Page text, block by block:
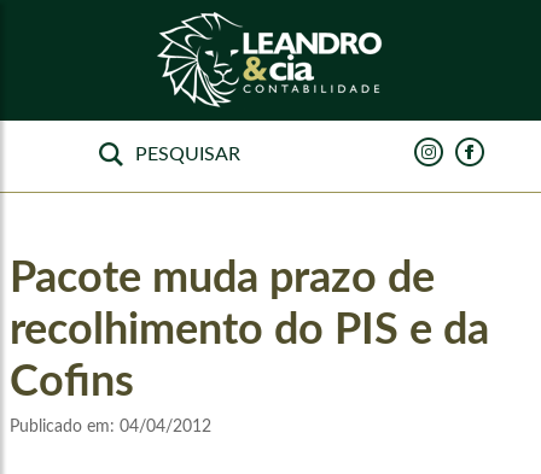
Pacote muda prazo de
recolhimento do PIS e da
Cofins
Publicado em: 04/04/2012